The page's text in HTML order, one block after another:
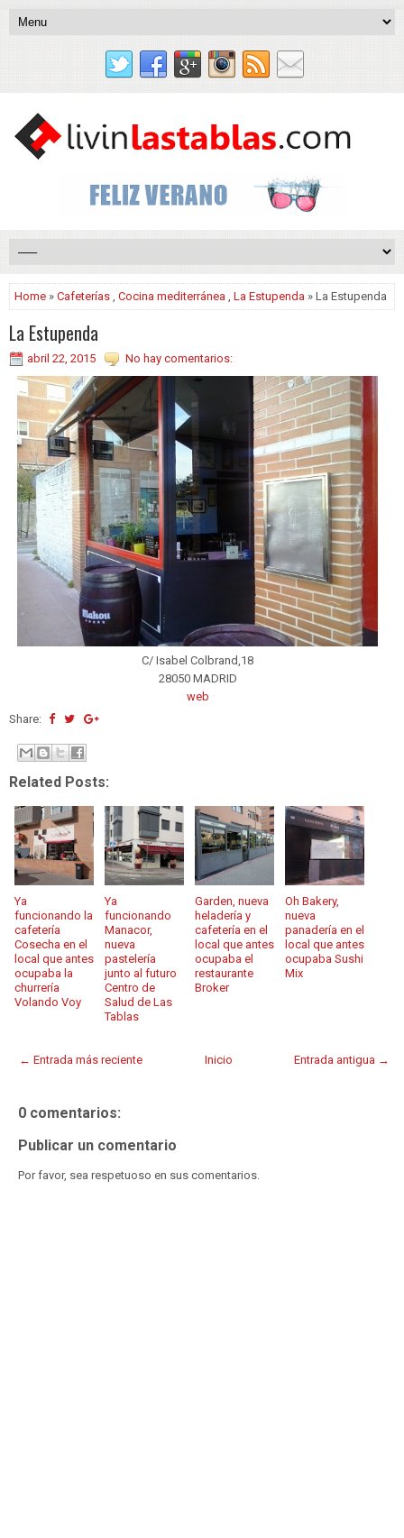
Home » Cafeterías , Cocina mediterránea , La Estupenda » La Estupenda
La Estupenda
abril 22, 2015 No hay comentarios:
C/ Isabel Colbrand,18
28050 MADRID
web
Share:
Related Posts:
Ya
funcionando la
cafetería
Cosecha en el
local que antes
ocupaba la
churrería
Volando Voy
Ya
funcionando
Manacor,
nueva
pastelería
junto al futuro
Centro de
Salud de Las
Tablas
Garden, nueva
heladería y
cafetería en el
local que antes
ocupaba el
restaurante
Broker
Oh Bakery,
nueva
panadería en el
local que antes
ocupaba Sushi
Mix
← Entrada más reciente Entrada antigua →
Inicio
0 comentarios:
Publicar un comentario
Por favor, sea respetuoso en sus comentarios.